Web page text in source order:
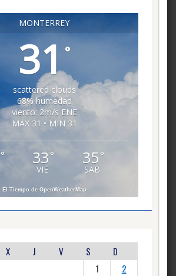
MONTERREY
31°
scattered clouds
68% humedad
viento: 2m/s ENE
MAX 31 • MIN 31
° 33 °
VIE
35 °
SAB
El Tiempo de OpenWeatherMap
X J V S
D
1
2